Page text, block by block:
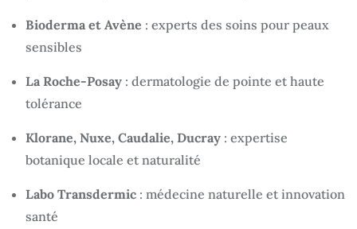
Bioderma et Avène : experts des soins pour peaux
sensibles
La Roche-Posay : dermatologie de pointe et haute
tolérance
Klorane, Nuxe, Caudalie, Ducray : expertise
botanique locale et naturalité
Labo Transdermic : médecine naturelle et innovation
santé